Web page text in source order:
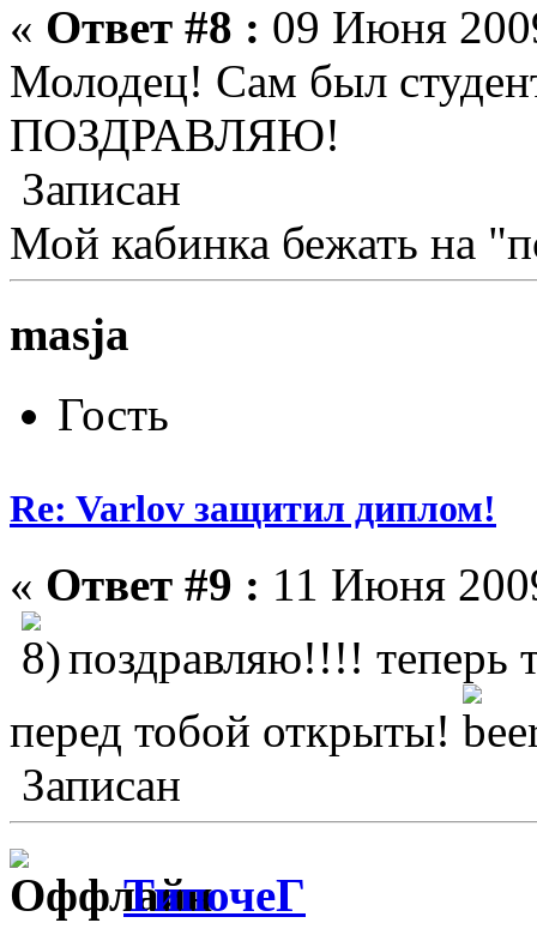
« Ответ #8 : 09 Июня
Молодец! Сам был
ПОЗДРАВЛЯЮ!
Записан
Мой кабинка бежать на
masja
Гость
Re: Varlov защитил диплом!
« Ответ #9 : 11 Июня
поздравляю!!!! теперь
перед тобой открыты!
Записан
ТипочеГ